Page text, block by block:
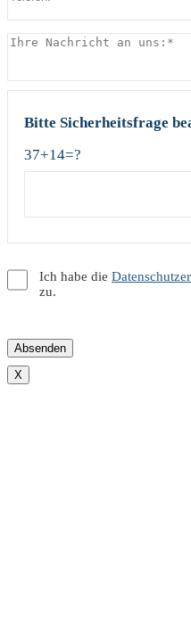
Bitte Sicherheitsfrage
37+14=?
Ich habe die
zu.
X